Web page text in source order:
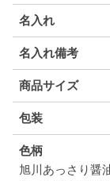
名入れ
名入れ備考
商品サイズ
包装
色柄
旭川あっさり醤